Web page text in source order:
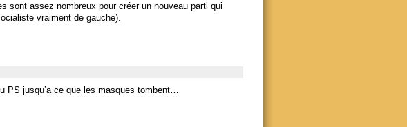
sont assez nombreux pour créer un nouveau parti qui
vraiment de gauche).
PS jusqu’a ce que les masques tombent…